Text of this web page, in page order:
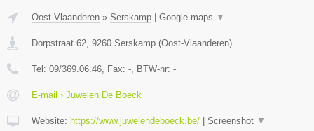
Oost-Vlaanderen » Serskamp Google maps ▼
Dorpstraat 62, 9260 Serskamp (Oost-Vlaanderen)
Tel: 09/369.06.46, Fax: -, BTW-nr: -
E-mail › Juwelen De Boeck
Website: https://www.juwelendeboeck.be/ Screenshot ▼